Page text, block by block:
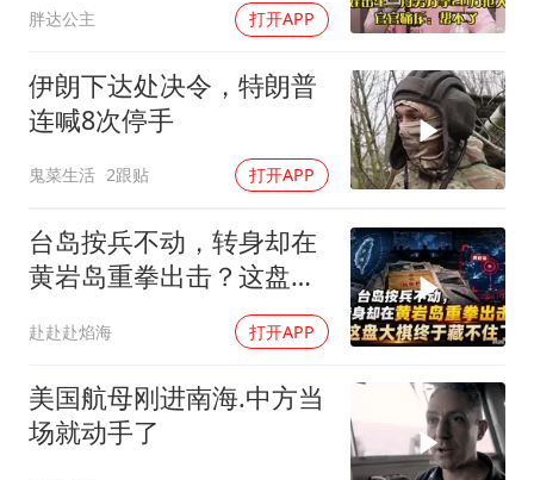
胖达公主 打开APP
伊朗下达处决令，特朗普
连喊8次停手
鬼菜生活 2跟贴 打开APP
台岛按兵不动，转身却在
黄岩岛重拳出击？这盘大
赴赴赴焰海 打开APP
美国航母刚进南海.中方当
场就动手了